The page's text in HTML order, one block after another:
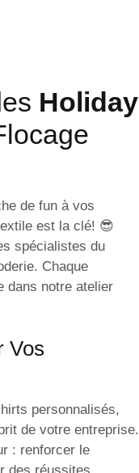
Holiday
de fun à vos
est la clé! 😎
spécialistes du
Chaque
dans notre atelier
Vos
personnalisés,
de votre entreprise.
: renforcer le